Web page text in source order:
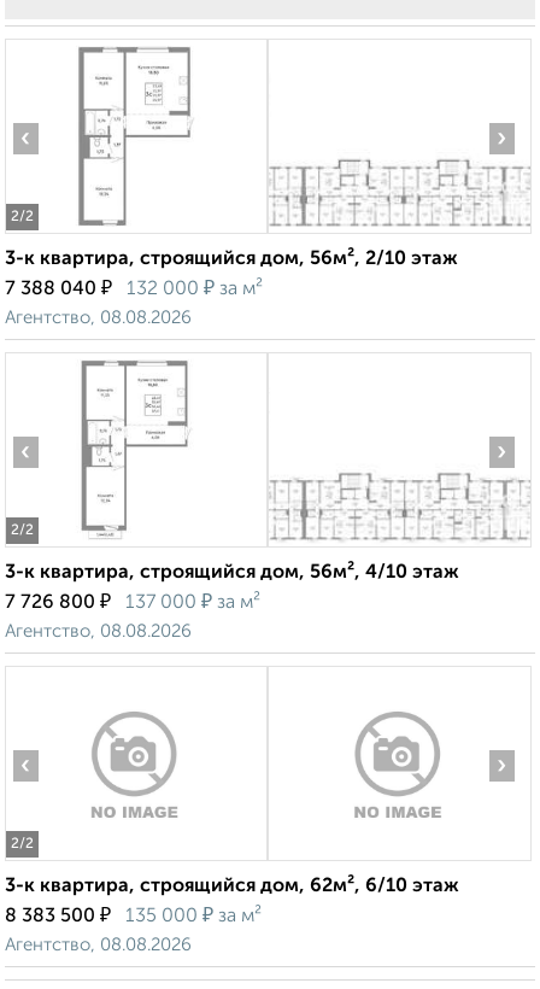
2/2
‹ ›
3-к квартира, строящийся дом, 56м², 2/10 этаж
7 388 040 ₽ 132 000 ₽ за м²
Агентство, 08.08.2026
2/2
‹ ›
3-к квартира, строящийся дом, 56м², 4/10 этаж
7 726 800 ₽ 137 000 ₽ за м²
Агентство, 08.08.2026
2/2
‹ ›
3-к квартира, строящийся дом, 62м², 6/10 этаж
8 383 500 ₽ 135 000 ₽ за м²
Агентство, 08.08.2026